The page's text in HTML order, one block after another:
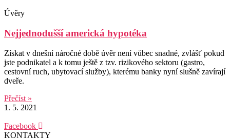
Úvěry
Nejjednodušší americká hypotéka
Získat v dnešní náročné době úvěr není vůbec snadné, zvlášť pokud
jste podnikatel a k tomu ještě z tzv. rizikového sektoru (gastro,
cestovní ruch, ubytovací služby), kterému banky nyní slušně zavírají
dveře.
Přečíst »
1. 5. 2021
Facebook
KONTAKTY